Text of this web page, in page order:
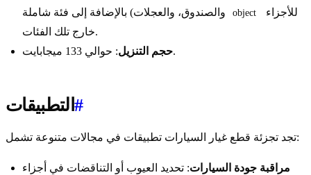
object
خارج تلك الفئات.
حجم التنزيل: حوالي 133 ميجابايت.
التطبيقات#
تجد تجزئة قطع غيار السيارات تطبيقات في مجالات متنوعة تشمل:
مراقبة جودة السيارات: تحديد العيوب أو التناقضات في أجزاء